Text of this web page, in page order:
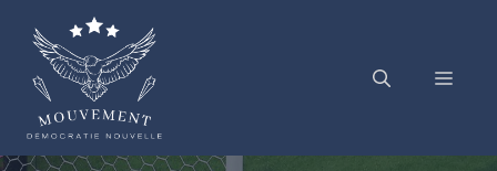
contenu
Menu